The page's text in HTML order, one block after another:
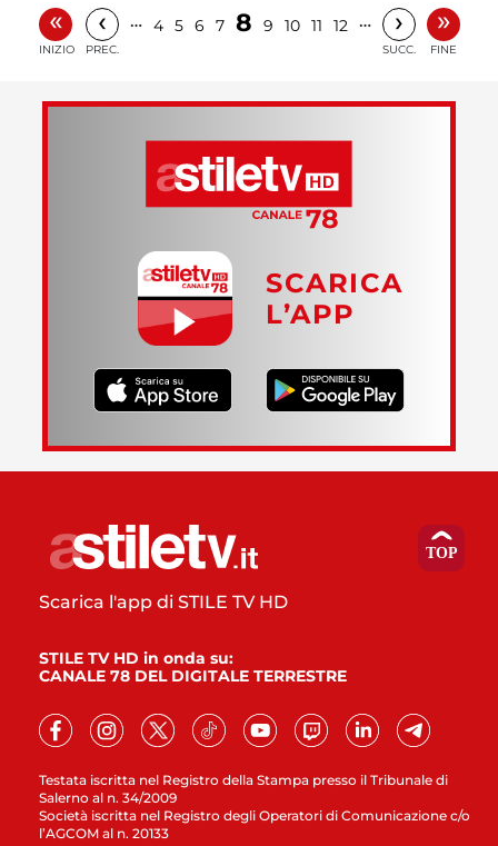
«
INIZIO
‹
PREC.
… 4 5 6 7 8 9 10 11 12 … ›
SUCC.
»
FINE
SCARICA
L’APP
Testata iscritta nel Registro della Stampa presso il Tribunale di
Salerno al n. 34/2009
Società iscritta nel Registro degli Operatori di Comunicazione c/o
l’AGCOM al n. 20133
Scarica l'app di STILE TV HD
STILE TV HD in onda su:
CANALE 78 DEL DIGITALE TERRESTRE